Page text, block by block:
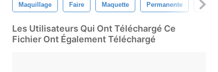
Maquillage Faire Maquette Permanente
Les Utilisateurs Qui Ont Téléchargé Ce
Fichier Ont Également Téléchargé